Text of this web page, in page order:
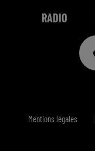
RADIO
Mentions légales